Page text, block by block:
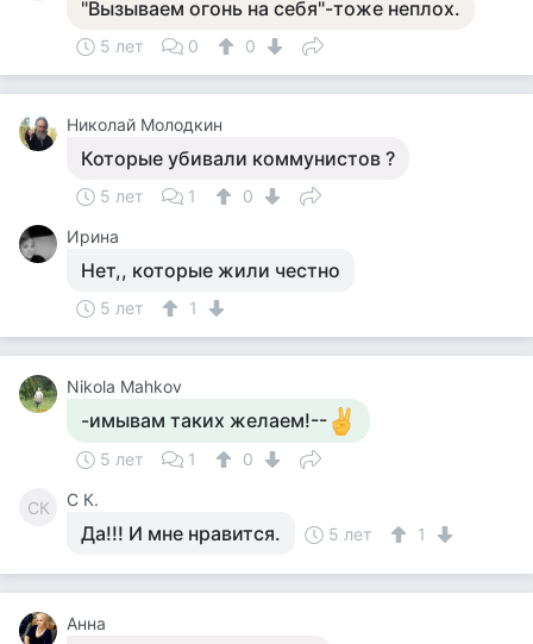
"Вызываем огонь на себя"-тоже неплох.
5 лет 0 0
Николай Молодкин
Которые убивали коммунистов ?
5 лет 1
0
Ирина
Нет,, которые жили честно
5 лет 1
Nikola Mahkov
-имывам таких желаем!--
5 лет 1 0
СК С К.
Да!!! И мне нравится. 5 лет 1
Анна